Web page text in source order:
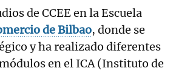
de CCEE en la Escuela
de Bilbao, donde se
y ha realizado diferentes
en el ICA (Instituto de